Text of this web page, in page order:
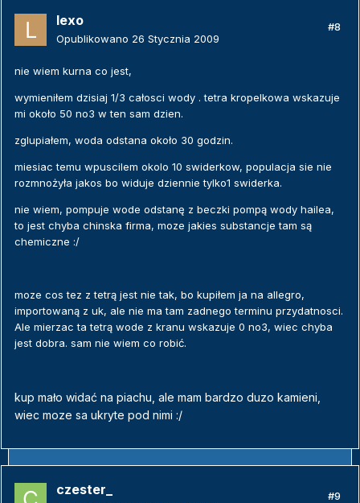
lexo
Opublikowano 26 Stycznia 2009
#8
nie wiem kurna co jest,
wymieniłem dzisiaj 1/3 całosci wody . tetra kropelkowa wskazuje
mi około 50 no3 w ten sam dzien.
zglupiałem, woda odstana około 30 godzin.
miesiac temu wpuscilem okolo 10 swiderkow, populacja sie nie
rozmnożyła jakos bo widuje dziennie tylko1 swiderka.
nie wiem, pompuje wode odstanę z beczki pompą wody hailea,
to jest chyba chinska firma, moze jakies substancje tam są
chemiczne :/
moze cos tez z tetrą jest nie tak, bo kupiłem ja na allegro,
importowaną z uk, ale nie ma tam zadnego terminu przydatnosci.
Ale mierzac ta tetrą wode z kranu wskazuje 0 no3, wiec chyba
jest dobra. sam nie wiem co robić.
kup mało widać na piachu, ale mam bardzo duzo kamieni,
wiec moze sa ukryte pod nimi :/
czester_ #9